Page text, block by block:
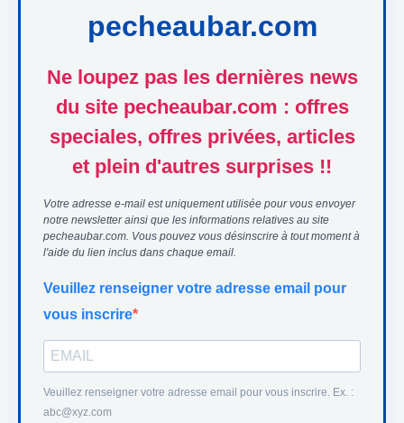
pecheaubar.com
Ne loupez pas les dernières news
du site pecheaubar.com : offres
speciales, offres privées, articles
et plein d'autres surprises !!
Votre adresse e-mail est uniquement utilisée pour vous envoyer
notre newsletter ainsi que les informations relatives au site
pecheaubar.com. Vous pouvez vous désinscrire à tout moment à
l'aide du lien inclus dans chaque email.
Veuillez renseigner votre adresse email pour
vous inscrire
Veuillez renseigner votre adresse email pour vous inscrire. Ex. :
abc@xyz.com